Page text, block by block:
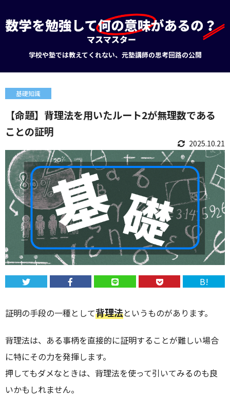
学校や塾では教えてくれない、元塾講師の思考回路の公開
基礎知識
【命題】背理法を用いたルート2が無理数である
ことの証明
2025.10.21
B!
証明の手段の一種として背理法というものがあります。
背理法は、ある事柄を直接的に証明することが難しい場合
に特にその力を発揮します。
押してもダメなときは、背理法を使って引いてみるのも良
いかもしれません。